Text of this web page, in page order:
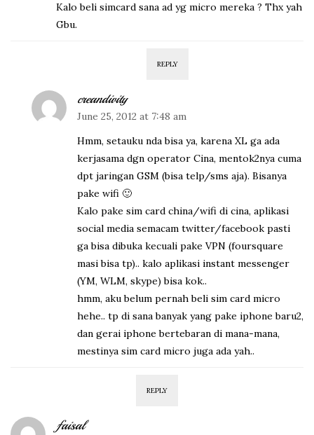
Kalo beli simcard sana ad yg micro mereka ? Thx yah
Gbu.
REPLY
creandivity
June 25, 2012 at 7:48 am
Hmm, setauku nda bisa ya, karena XL ga ada
kerjasama dgn operator Cina, mentok2nya cuma
dpt jaringan GSM (bisa telp/sms aja). Bisanya
pake wifi 🙂
Kalo pake sim card china/wifi di cina, aplikasi
social media semacam twitter/facebook pasti
ga bisa dibuka kecuali pake VPN (foursquare
masi bisa tp).. kalo aplikasi instant messenger
(YM, WLM, skype) bisa kok..
hmm, aku belum pernah beli sim card micro
hehe.. tp di sana banyak yang pake iphone baru2,
dan gerai iphone bertebaran di mana-mana,
mestinya sim card micro juga ada yah..
REPLY
faisal